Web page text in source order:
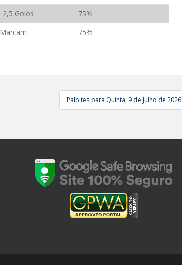
2,5 Golos
75%
75%
Palpites para Quinta, 9 de Julho de 2026